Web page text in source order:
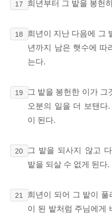
17 희년부터 그 밭을 봉헌
18
희년이 지난 다음에 그
년까지 남은 햇수에 따
는다.
19
그 밭을 봉헌한 이가 그
오분의 일을 더 보탠다
이 된다.
20
그 밭을 되사지 않고
밭을 되살 수 없게 된다.
21
희년이 되어 그 밭이 풀
이
된 밭처럼 주님에게